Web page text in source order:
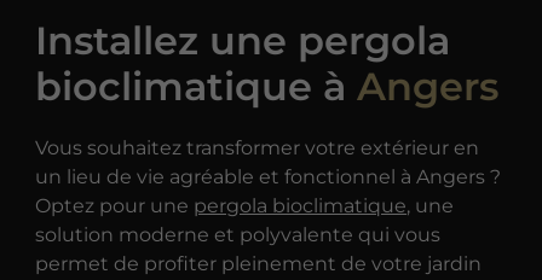
Installez une pergola
bioclimatique àAngers
Vous souhaitez transformer votre extérieur en
un lieu de vie agréable et fonctionnel à Angers ?
Optez pour une pergola bioclimatique, une
solution moderne et polyvalente qui vous
permet de profiter pleinement de votre jardin